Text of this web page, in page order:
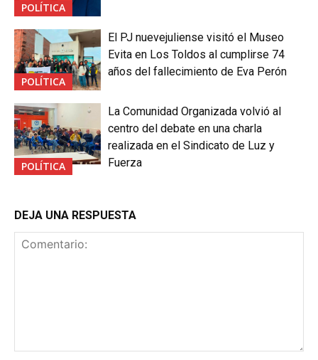
POLÍTICA
POLÍTICA
El PJ nuevejuliense visitó el Museo
Evita en Los Toldos al cumplirse 74
años del fallecimiento de Eva Perón
POLÍTICA
La Comunidad Organizada volvió al
centro del debate en una charla
realizada en el Sindicato de Luz y
Fuerza
DEJA UNA RESPUESTA